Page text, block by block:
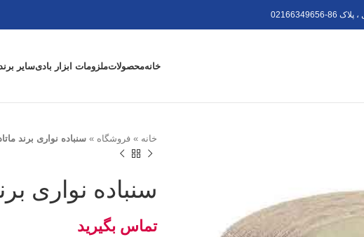
02166349656-8
خانهمحصولاتملزومات ابزار بادیسایر
خانه » فروشگاه » سنباده نواری برند ماتادور
سنباده نواری برند